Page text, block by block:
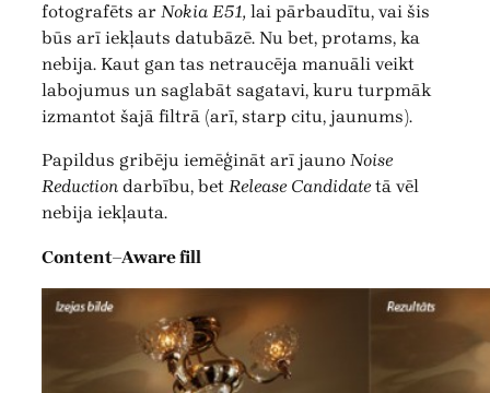
fotografēts ar Nokia E51, lai pārbaudītu, vai šis
būs arī iekļauts datubāzē. Nu bet, protams, ka
nebija. Kaut gan tas netraucēja manuāli veikt
labojumus un saglabāt sagatavi, kuru turpmāk
izmantot šajā filtrā (arī, starp citu, jaunums).
Papildus gribēju iemēģināt arī jauno Noise
Reduction darbību, bet Release Candidatetā vēl
nebija iekļauta.
Content–Aware fill